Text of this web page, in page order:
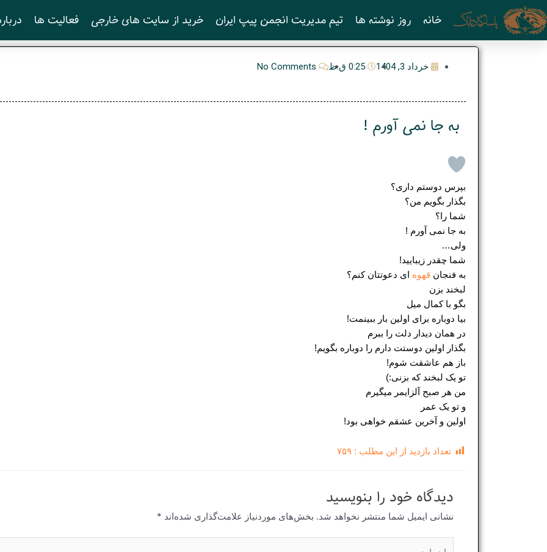
پرش
به
محتوا
خانه روز نوشته ها تیم مدیریت انجمن پیپ ایران خرید از سایت های خارجی فعالیت ها
خرداد 3, 1404 0:25 ق.ظ No Comments
به جا نمی آورم !
بپرس دوستم داری؟
بگذار بگویم من؟
شما را؟
به جا نمی آورم !
ولی…
شما چقدر زیبایید!
به فنجان قهوه ای دعوتتان کنم؟
لبخند بزن
بگو با کمال میل
بیا دوباره برای اولین بار ببینمت!
در همان دیدار دلت را ببرم
بگذار اولین دوستت دارم را دوباره بگویم!
باز هم عاشقت شوم!
تو یک لبخند که بزنی:)
من هر صبح آلزایمر میگیرم
و تو یک عمر
اولین و آخرین عشقم خواهی بود!
تعداد بازدید از این مطلب : ۷۵۹
دیدگاه‌ خود را بنویسید
نشانی ایمیل شما منتشر نخواهد شد. بخش‌های موردنیاز علامت‌گذاری شده‌اند *